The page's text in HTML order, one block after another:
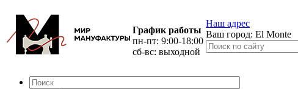
График работы
пн-пт: 9:00-18:00
сб-вс: выходной
Наш адрес
Ваш город: El Monte